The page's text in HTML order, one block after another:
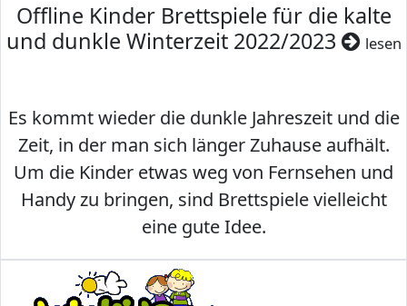
Offline Kinder Brettspiele für die kalte
und dunkle Winterzeit 2022/2023
lesen
Es kommt wieder die dunkle Jahreszeit und die
Zeit, in der man sich länger Zuhause aufhält.
Um die Kinder etwas weg von Fernsehen und
Handy zu bringen, sind Brettspiele vielleicht
eine gute Idee.